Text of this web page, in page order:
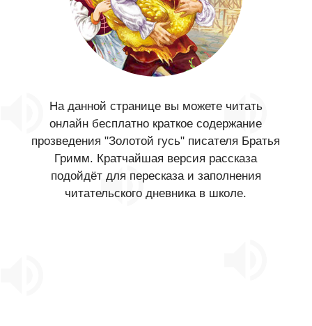
На данной странице вы можете читать
онлайн бесплатно краткое содержание
прозведения "Золотой гусь" писателя Братья
Гримм. Кратчайшая версия рассказа
подойдёт для пересказа и заполнения
читательского дневника в школе.